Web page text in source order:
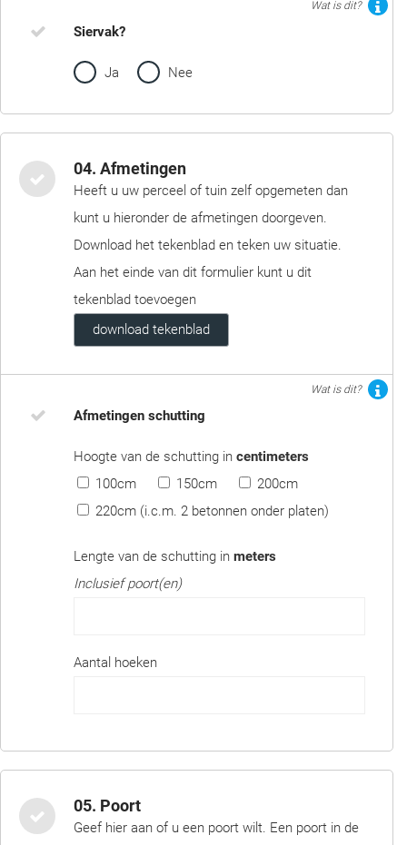
Wat is dit?
Siervak?
Ja Nee
04. Afmetingen
Heeft u uw perceel of tuin zelf opgemeten dan
kunt u hieronder de afmetingen doorgeven.
Download het tekenblad en teken uw situatie.
Aan het einde van dit formulier kunt u dit
tekenblad toevoegen
download tekenblad
Wat is dit?
Afmetingen schutting
Hoogte van de schutting in centimeters
100cm
150cm
200cm
220cm (i.c.m. 2 betonnen onder platen)
Lengte van de schutting in meters
Inclusief poort(en)
Aantal hoeken
05. Poort
Geef hier aan of u een poort wilt. Een poort in de